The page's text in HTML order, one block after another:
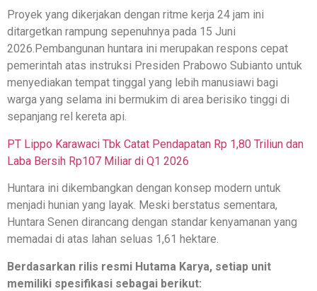
Proyek yang dikerjakan dengan ritme kerja 24 jam ini
ditargetkan rampung sepenuhnya pada 15 Juni
2026.Pembangunan huntara ini merupakan respons cepat
pemerintah atas instruksi Presiden Prabowo Subianto untuk
menyediakan tempat tinggal yang lebih manusiawi bagi
warga yang selama ini bermukim di area berisiko tinggi di
sepanjang rel kereta api.
PT Lippo Karawaci Tbk Catat Pendapatan Rp 1,80 Triliun dan
Laba Bersih Rp107 Miliar di Q1 2026
Huntara ini dikembangkan dengan konsep modern untuk
menjadi hunian yang layak. Meski berstatus sementara,
Huntara Senen dirancang dengan standar kenyamanan yang
memadai di atas lahan seluas 1,61 hektare.
Berdasarkan rilis resmi Hutama Karya, setiap unit
memiliki spesifikasi sebagai berikut: